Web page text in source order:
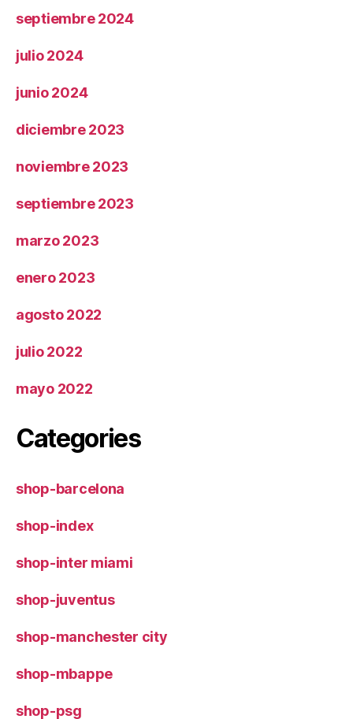
septiembre 2024
julio 2024
junio 2024
diciembre 2023
noviembre 2023
septiembre 2023
marzo 2023
enero 2023
agosto 2022
julio 2022
mayo 2022
Categories
shop-barcelona
shop-index
shop-inter miami
shop-juventus
shop-manchester city
shop-mbappe
shop-psg